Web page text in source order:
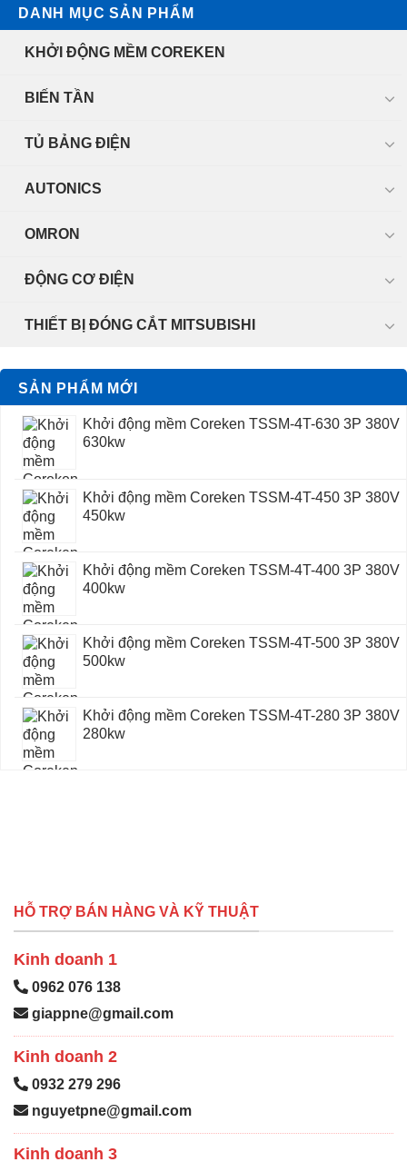
DANH MỤC SẢN PHẨM
KHỞI ĐỘNG MỀM COREKEN
BIẾN TẦN
TỦ BẢNG ĐIỆN
AUTONICS
OMRON
ĐỘNG CƠ ĐIỆN
THIẾT BỊ ĐÓNG CẮT MITSUBISHI
SẢN PHẨM MỚI
Khởi động mềm Coreken TSSM-4T-630 3P 380V
630kw
Khởi động mềm Coreken TSSM-4T-450 3P 380V
450kw
Khởi động mềm Coreken TSSM-4T-400 3P 380V
400kw
Khởi động mềm Coreken TSSM-4T-500 3P 380V
500kw
Khởi động mềm Coreken TSSM-4T-280 3P 380V
280kw
HỖ TRỢ BÁN HÀNG VÀ KỸ THUẬT
Kinh doanh 1
0962 076 138
giappne@gmail.com
Kinh doanh 2
0932 279 296
nguyetpne@gmail.com
Kinh doanh 3